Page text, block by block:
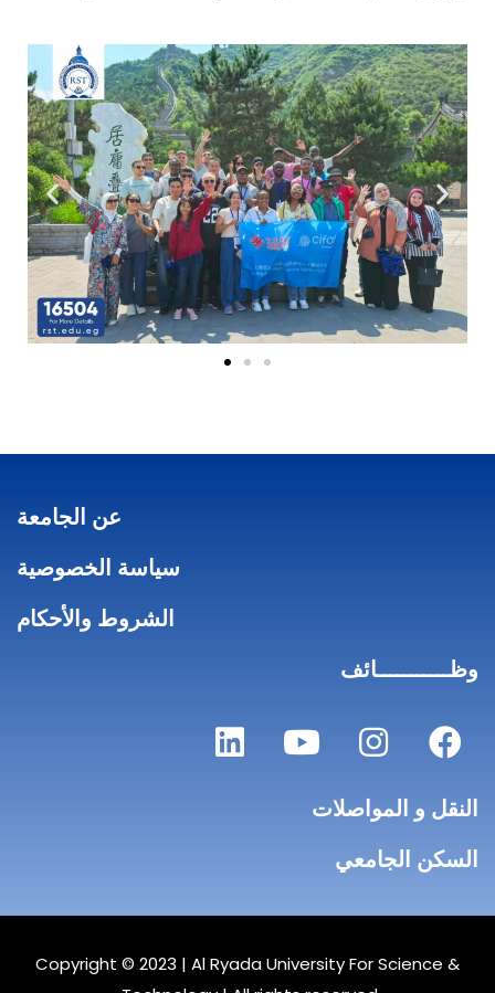
عن الجامعة
سياسة الخصوصية
الشروط والأحكام
وظـــــــــــائف
النقل و المواصلات
السكن الجامعي
Copyright © 2023 | Al Ryada University For Science &